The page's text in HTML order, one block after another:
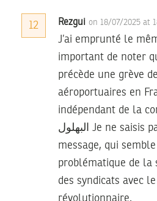
12 Rezgui on 18/07/2025 at
J’ai emprunté le
important de noter
précède une grève
aéroportuaires en
indépendant de la
البهلول Je ne saisis pas le lien entre votre
message, qui
problématique de
des syndicats avec
révolutionnaire.